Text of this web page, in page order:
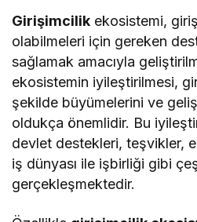
Girişimcilik ekosistemi,
olabilmeleri için gereken
sağlamak amacıyla
ekosistemin iyileştirilmesi,
şekilde büyümelerini ve
oldukça önemlidir. Bu
devlet destekleri, teşvikler,
iş dünyası ile işbirliği gibi
gerçekleşmektedir.